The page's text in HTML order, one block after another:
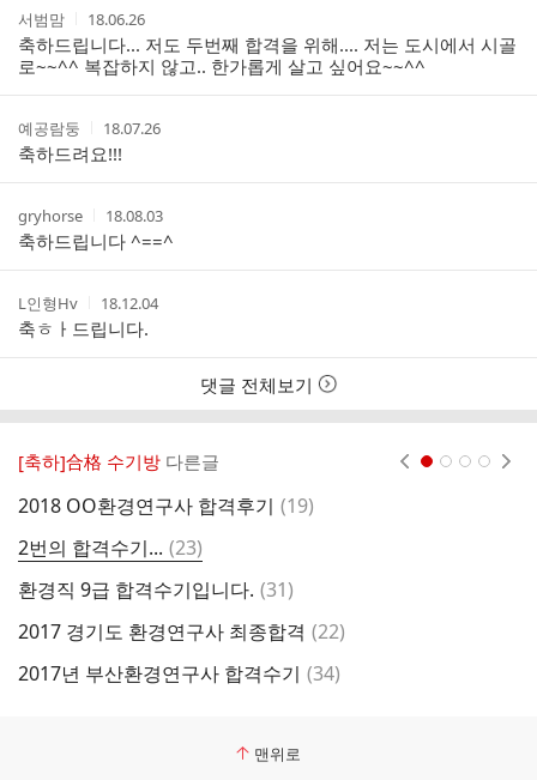
작
성
자
서범맘
작
성
시
간
18.06.26
축하드립니다... 저도 두번째 합격을 위해.... 저는 도시에서 시골
로~~^^ 복잡하지 않고.. 한가롭게 살고 싶어요~~^^
작
성
자
예공람둥
작
성
시
간
18.07.26
축하드려요!!!
작
성
자
gryhorse
작
성
시
간
18.08.03
축하드립니다 ^==^
작
성
자
L인형Hv
작
성
시
간
18.12.04
축ㅎㅏ드립니다.
댓글 전체보기
[축하]合格 수기방 다른글
2018 OO환경연구사 합격후기 댓
(19)
2번의 합격수기... 댓
글
(23)
환경직 9급 합격수기입니다. 댓
(31)
2017 경기도 환경연구사 최종합격 댓
(22)
2017년 부산환경연구사 합격수기 댓
(34)
맨위로